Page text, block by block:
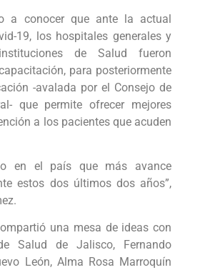
a conocer que ante la actual
19, los hospitales generales y
de Salud fueron
para posteriormente
-avalada por el Consejo de
que permite ofrecer mejores
a los pacientes que acuden
en el país que más avance
estos dos últimos dos años”,
una mesa de ideas con
Salud de Jalisco, Fernando
León, Alma Rosa Marroquín